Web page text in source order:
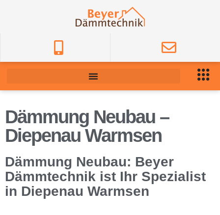
Dämmung Neubau –
Diepenau Warmsen
Dämmung Neubau: Beyer
Dämmtechnik ist Ihr Spezialist
in Diepenau Warmsen